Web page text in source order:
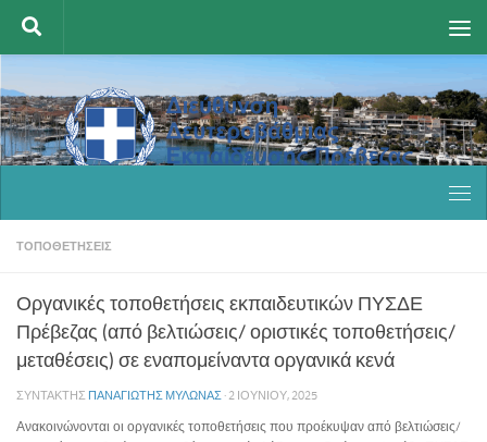
Skip to content
ΤΟΠΟΘΕΤΉΣΕΙΣ
Οργανικές τοποθετήσεις εκπαιδευτικών ΠΥΣΔΕ
Πρέβεζας (από βελτιώσεις/ οριστικές τοποθετήσεις/
μεταθέσεις) σε εναπομείναντα οργανικά κενά
ΣΥΝΤΆΚΤΗΣ ΠΑΝΑΓΙΏΤΗΣ ΜΥΛΩΝΆΣ · 2 ΙΟΥΝΊΟΥ, 2025
Ανακοινώνονται οι οργανικές τοποθετήσεις που προέκυψαν από βελτιώσεις/